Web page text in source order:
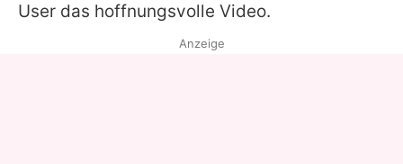
User das hoffnungsvolle Video.
Anzeige